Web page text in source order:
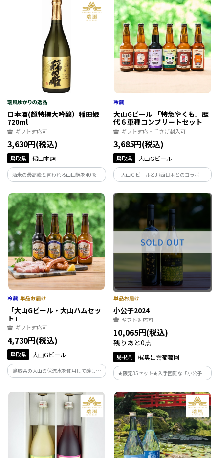
旨！すっきりビールの飲み比べセットで
す。
旨！すっきりビールの飲み比べセットで
す。
日本酒(超特撰大吟醸）稲田姫
720ml
ギフト対応可
3,630円(税込)
鳥取県 稲田本店
酒米の最高峰と言われる山田錦を40％ま
で磨いた大吟醸酒。フルーティーな香り
が際立ちながらスッキリ感とあとキレの
良さを出した辛口の大吟醸酒です。
大山Gビール 「特急やくも」歴
代６車種コンプリートセット
ギフト対応・手さげ封入可
3,685円(税込)
鳥取県 大山Gビール
大山ＧビールとJR西日本とのコラボ商
品！2024年4月に新型車両273系がデビュ
ーした「特急やくも」。運行開始の1972
年からその全歴史を彩った歴代６車種ラ
ベルの「大山Ｇビール」6種をお楽しみく
ださい。
「大山Gビール・大山ハムセッ
ト」
ギフト対応可
4,730円(税込)
鳥取県 大山Gビール
鳥取県の大山の伏流水を使用して醸した
クラフトビール「大山Gビール」の定番４
のハムとソーセージを合わせてお届けい
たします。
小公子2024
ギフト対応可
10,065円(税込)
残りあと0点
島根県 ㈲奥出雲葡萄園
★限定35セット★入手困難な「小公子」
と白ワインのフラッグシップ「シャルド
ネ」のセットです